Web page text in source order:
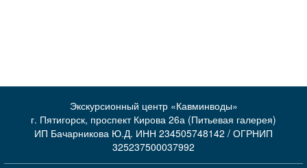
Экскурсионный центр «Кавминводы»
г. Пятигорск, проспект Кирова 26а (Питьевая галерея)
ИП Бачарникова Ю.Д. ИНН 234505748142 / ОГРНИП
325237500037992